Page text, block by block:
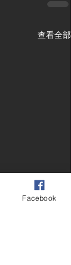
查看全部
Facebook